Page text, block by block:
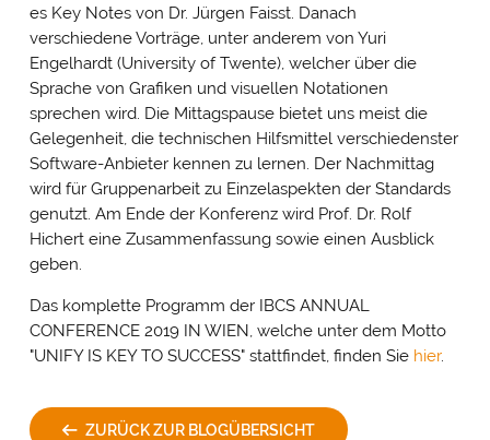
es Key Notes von Dr. Jürgen Faisst. Danach
verschiedene Vorträge, unter anderem von Yuri
Engelhardt (University of Twente), welcher über die
Sprache von Grafiken und visuellen Notationen
sprechen wird. Die Mittagspause bietet uns meist die
Gelegenheit, die technischen Hilfsmittel verschiedenster
Software-Anbieter kennen zu lernen. Der Nachmittag
wird für Gruppenarbeit zu Einzelaspekten der Standards
genutzt. Am Ende der Konferenz wird Prof. Dr. Rolf
Hichert eine Zusammenfassung sowie einen Ausblick
geben.
Das komplette Programm der IBCS ANNUAL
CONFERENCE 2019 IN WIEN, welche unter dem Motto
"UNIFY IS KEY TO SUCCESS" stattfindet, finden Sie hier.
ZURÜCK ZUR BLOGÜBERSICHT